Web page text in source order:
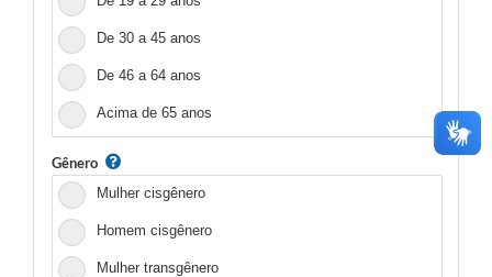
De 30 a 45 anos
De 46 a 64 anos
Acima de 65 anos
Gênero
Mulher cisgênero
Homem cisgênero
Mulher transgênero